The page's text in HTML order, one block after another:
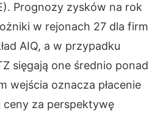
Prognozy zysków na rok
w rejonach 27 dla firm
AIQ, a w przypadku
sięgają one średnio ponad
wejścia oznacza płacenie
za perspektywę